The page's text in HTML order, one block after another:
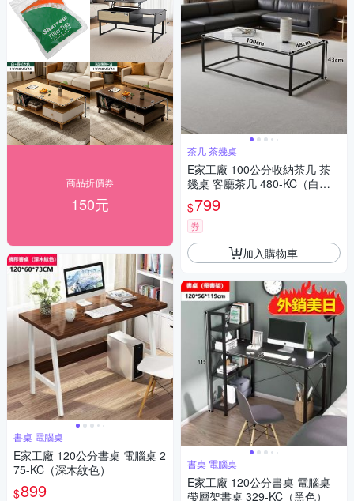
商品折價券
150元
書桌 電腦桌
E家工廠 120公分書桌 電腦桌 2
75-KC（深木紋色）
$899
茶几 茶幾桌
E家工廠 100公分收納茶几 茶
幾桌 客廳茶几 480-KC（白
色）
$799
券
加入購物車
書桌 電腦桌
E家工廠 120公分書桌 電腦桌
帶層架書桌 329-KC（黑色）